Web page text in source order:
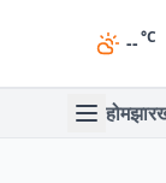
--°C
होम